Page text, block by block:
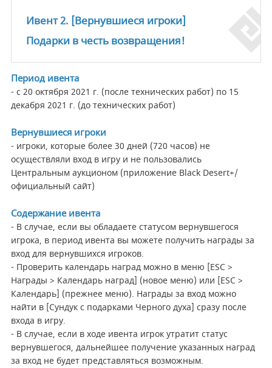
Ивент 2. [Вернувшиеся игроки]
Подарки в честь возвращения!
Период ивента
- с 20 октября 2021 г. (после технических работ) по 15
декабря 2021 г. (до технических работ)
Вернувшиеся игроки
- игроки, которые более 30 дней (720 часов) не
осуществляли вход в игру и не пользовались
Центральным аукционом (приложение Black Desert+/
официальный сайт)
Содержание ивента
- В случае, если вы обладаете статусом вернувшегося
игрока, в период ивента вы можете получить награды за
вход для вернувшихся игроков.
- Проверить календарь наград можно в меню [ESC >
Награды > Календарь наград] (новое меню) или [ESC >
Календарь] (прежнее меню). Награды за вход можно
найти в [Сундук с подарками Черного духа] сразу после
входа в игру.
- В случае, если в ходе ивента игрок утратит статус
вернувшегося, дальнейшее получение указанных наград
за вход не будет представляться возможным.